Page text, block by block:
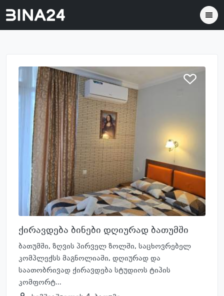
ქირავდება ბინები დღიურად ბათუმში
ბათუმში, ზღვის პირველ ზოლში, საცხოვრებელ
კომპლექსს მაგნოლიაში, დღიურად და
საათობრივად ქირავდება სტუდიოს ტიპის
კომფორტ...